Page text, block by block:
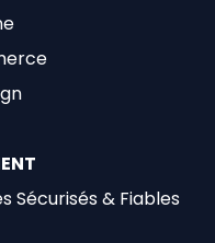
Sécurisés & Fiables